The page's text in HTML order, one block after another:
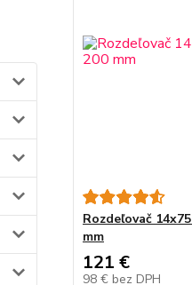
Rozdeľovač
mm
121 €
98 € bez DPH